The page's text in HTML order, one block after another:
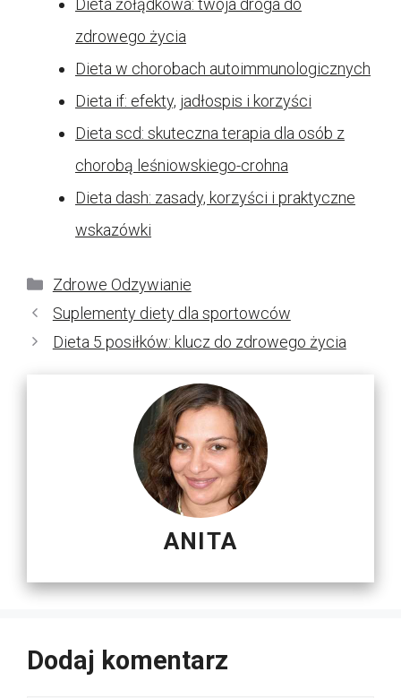
Dieta żołądkowa: twoja droga do
zdrowego życia
Dieta w chorobach autoimmunologicznych
Dieta if: efekty, jadłospis i korzyści
Dieta scd: skuteczna terapia dla osób z
chorobą leśniowskiego-crohna
Dieta dash: zasady, korzyści i praktyczne
wskazówki
Kategorie
Zdrowe Odzywianie
Suplementy diety dla sportowców
Dieta 5 posiłków: klucz do zdrowego życia
ANITA
Dodaj komentarz